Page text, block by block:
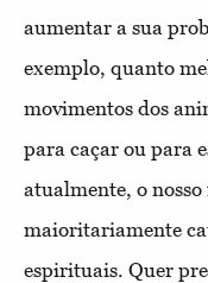
aumentar a sua
exemplo, quanto
movimentos dos
para caçar ou para
atualmente, o
maioritariamente
espirituais. Quer